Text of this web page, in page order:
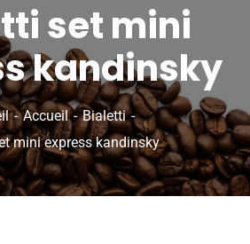
set mini
kandinsky
Accueil
Bialetti
mini express kandinsky